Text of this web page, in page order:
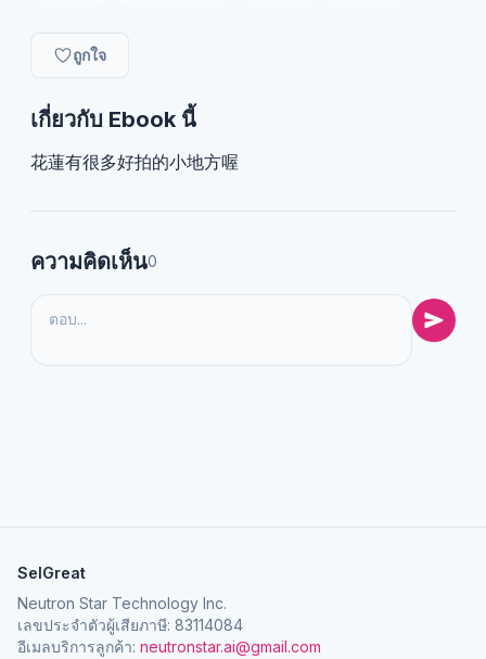
ถูกใจ
เกี่ยวกับ Ebook นี้
花蓮有很多好拍的小地方喔
ความคิดเห็น0
SelGreat
Neutron Star Technology Inc.
เลขประจำตัวผู้เสียภาษี: 83114084
อีเมลบริการลูกค้า: neutronstar.ai@gmail.com